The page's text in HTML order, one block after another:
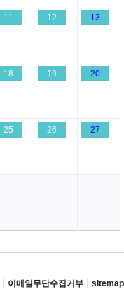
11 12 13
18 19 20
25 26 27
이메일무단수집거부 sitemap